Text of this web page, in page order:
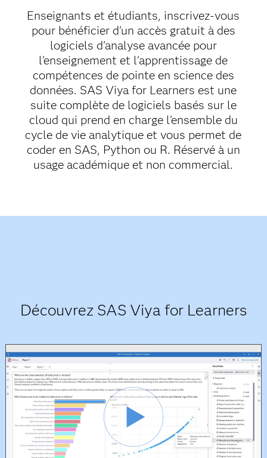
Enseignants et étudiants, inscrivez-vous
pour bénéficier d'un accès gratuit à des
logiciels d'analyse avancée pour
l'enseignement et l'apprentissage de
compétences de pointe en science des
données. SAS Viya for Learners est une
suite complète de logiciels basés sur le
cloud qui prend en charge l'ensemble du
cycle de vie analytique et vous permet de
coder en SAS, Python ou R. Réservé à un
usage académique et non commercial.
Découvrez SAS Viya for Learners